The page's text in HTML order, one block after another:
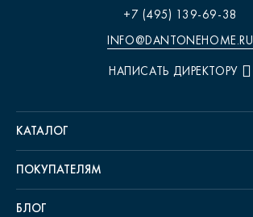
+7 (495) 139-69-38
INFO@DANTONEHOME.RU
НАПИСАТЬ ДИРЕКТОРУ
КАТАЛОГ
ПОКУПАТЕЛЯМ
БЛОГ